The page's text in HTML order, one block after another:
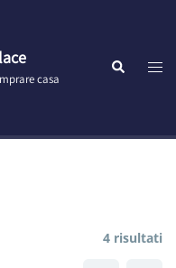
casa
Cerca
4 risultati